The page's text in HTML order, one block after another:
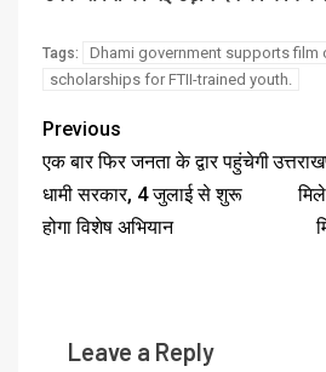
Tags:
Dhami government supports film
scholarships for FTII-trained youth.
Previous
एक बार फिर जनता के द्वार पहुंचेगी
धामी सरकार, 4 जुलाई से शुरू
होगा विशेष अभियान
Leave a Reply